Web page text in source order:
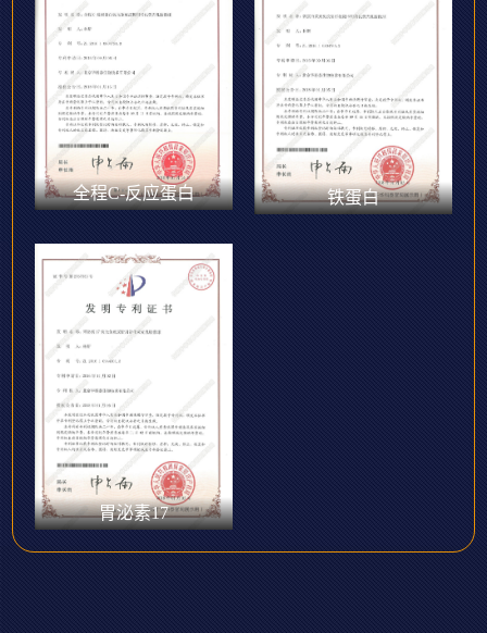
全程C-反应蛋白 铁蛋白
胃泌素17